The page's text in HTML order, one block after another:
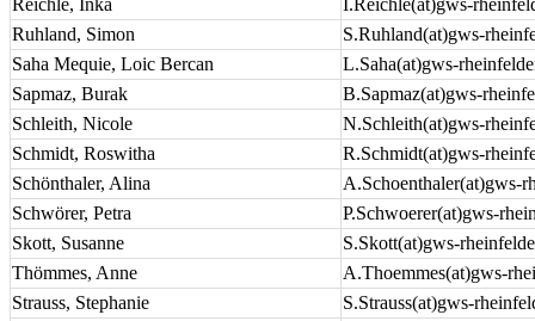
Reichle, Inka
I.Reichle(at)gws-
Ruhland, Simon
S.Ruhland(at)gws-
Saha Mequie, Loic Bercan
L.Saha(at)gws-
Sapmaz, Burak
B.Sapmaz(at)gws-
Schleith, Nicole
N.Schleith(at)gws-
Schmidt, Roswitha
R.Schmidt(at)gws-
Schönthaler, Alina
A.Schoenthaler(at)gws-
Schwörer, Petra
P.Schwoerer(at)gws-
Skott, Susanne
S.Skott(at)gws-
Thömmes, Anne
A.Thoemmes(at)gws-
Strauss, Stephanie
S.Strauss(at)gws-